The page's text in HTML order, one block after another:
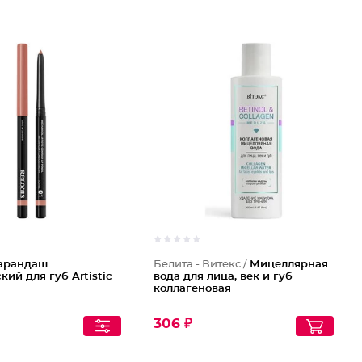
для губ Artistic
Белита - Витекс / Мицеллярная
вода для лица, век и губ
коллагеновая
306 ₽